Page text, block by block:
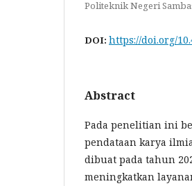
Politeknik Negeri
DOI: https://doi.org/
Abstract
Pada penelitian ini
pendataan karya
dibuat pada tahun
meningkatkan